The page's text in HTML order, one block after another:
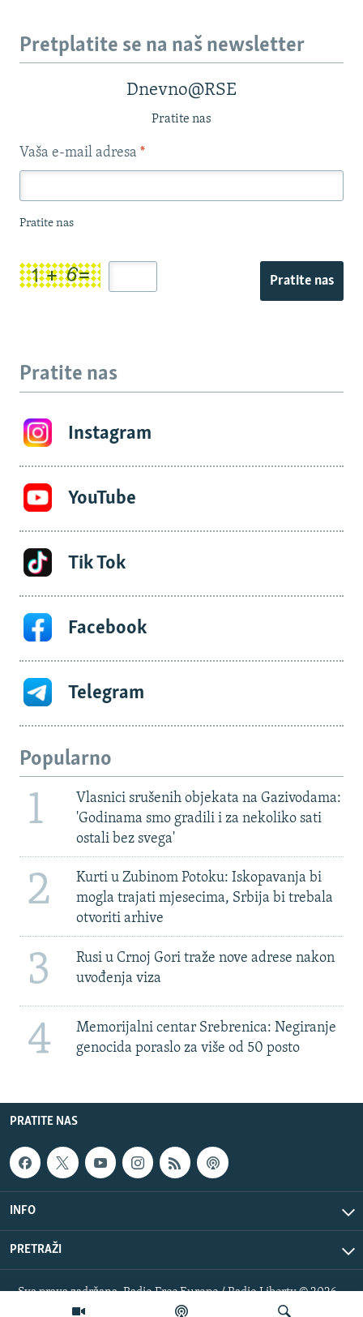
Pretplatite se na naš newsletter
Dnevno@RSE
Pratite nas
Vaša e-mail adresa *
Pratite nas
Pratite nas
Pratite nas
Instagram
YouTube
Tik Tok
Facebook
Telegram
Popularno
1
Vlasnici srušenih objekata na Gazivodama:
'Godinama smo gradili i za nekoliko sati
ostali bez svega'
2
Kurti u Zubinom Potoku: Iskopavanja bi
mogla trajati mjesecima, Srbija bi trebala
otvoriti arhive
3
Rusi u Crnoj Gori traže nove adrese nakon
uvođenja viza
4
Memorijalni centar Srebrenica: Negiranje
genocida poraslo za više od 50 posto
PRATITE NAS
INFO
PRETRAŽI
Sva prava zadržana. Radio Free Europe / Radio Liberty © 2026
RFE/RL, Inc.